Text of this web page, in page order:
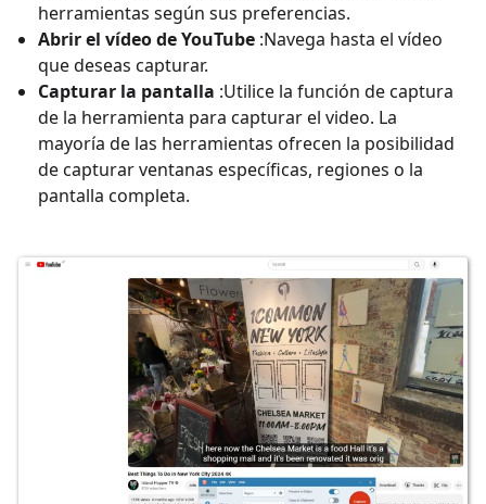
herramientas según sus preferencias.
Abrir el vídeo de YouTube :Navega hasta el vídeo
que deseas capturar.
Capturar la pantalla :Utilice la función de captura
de la herramienta para capturar el video. La
mayoría de las herramientas ofrecen la posibilidad
de capturar ventanas específicas, regiones o la
pantalla completa.